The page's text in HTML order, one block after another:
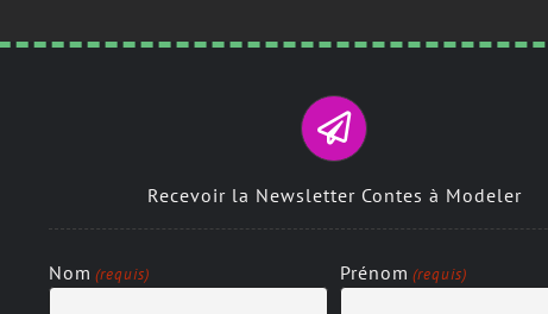
Recevoir la Newsletter Contes à Modeler
Nom (requis) Prénom (requis)